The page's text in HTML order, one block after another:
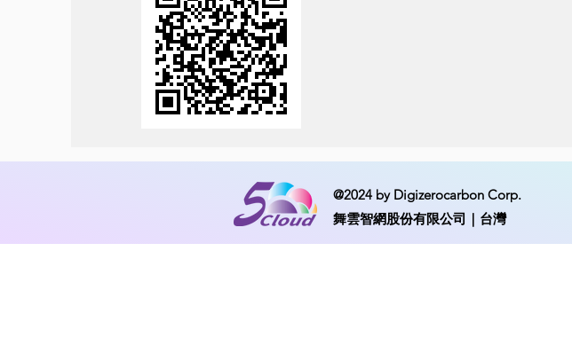
@2024 by Digizerocarbon Corp.
舞雲智網股份有限公司｜台灣